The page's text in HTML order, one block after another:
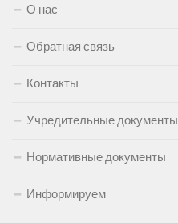
О нас
Обратная связь
Контакты
Учредительные документы
Нормативные документы
Информируем